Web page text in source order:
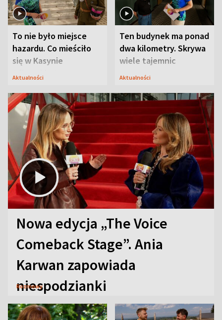
To nie było miejsce
hazardu. Co mieściło
się w Kasynie
Oficerskim?
Aktualności
Ten budynek ma ponad
dwa kilometry. Skrywa
wiele tajemnic
Aktualności
Nowa edycja „The Voice
Comeback Stage”. Ania
Karwan zapowiada
niespodzianki
Rozmowy